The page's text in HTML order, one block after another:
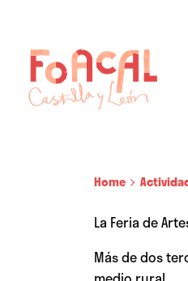
content
Home
La Feria de
Más de dos